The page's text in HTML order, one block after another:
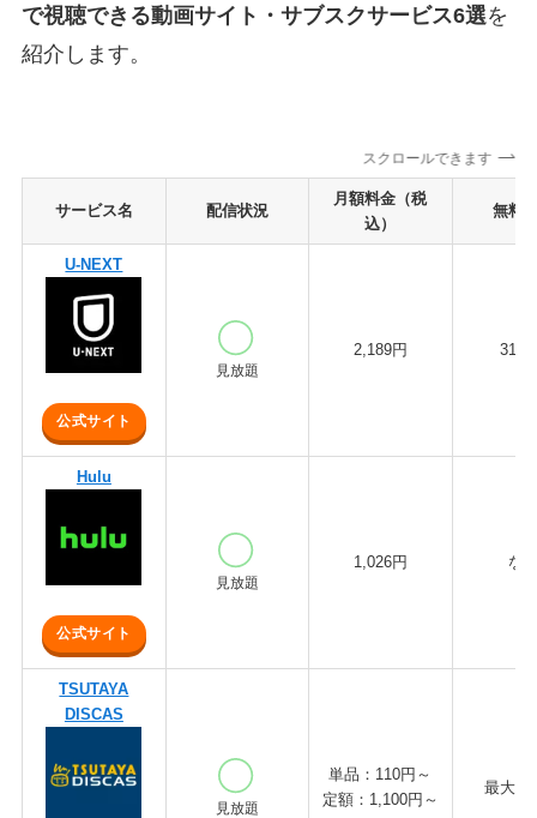
で視聴できる動画サイト・サブスクサービス6選を
紹介します。
スクロールできます
サービス名 配信状況
月額料金（税
込）
無料
U-NEXT
公式サイト
見放題
2,189円 31日
Hulu
公式サイト
見放題
1,026円 な
TSUTAYA
DISCAS
見放題
単品：110円～
定額：1,100円～
最大30